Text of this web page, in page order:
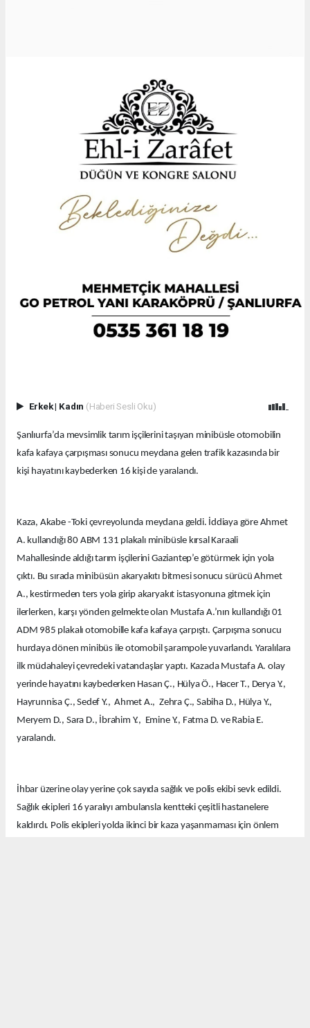
Erkek| Kadın (Haberi Sesli Oku)
Şanlıurfa’da mevsimlik tarım işçilerini taşıyan minibüsle otomobilin
kafa kafaya çarpışması sonucu meydana gelen trafik kazasında bir
kişi hayatını kaybederken 16 kişi de yaralandı.
Kaza, Akabe -Toki çevreyolunda meydana geldi. İddiaya göre Ahmet
A. kullandığı 80 ABM 131 plakalı minibüsle kırsal Karaali
Mahallesinde aldığı tarım işçilerini Gaziantep’e götürmek için yola
çıktı. Bu sırada minibüsün akaryakıtı bitmesi sonucu sürücü Ahmet
A., kestirmeden ters yola girip akaryakıt istasyonuna gitmek için
ilerlerken, karşı yönden gelmekte olan Mustafa A.’nın kullandığı 01
ADM 985 plakalı otomobille kafa kafaya çarpıştı. Çarpışma sonucu
hurdaya dönen minibüs ile otomobil şarampole yuvarlandı. Yaralılara
ilk müdahaleyi çevredeki vatandaşlar yaptı. Kazada Mustafa A. olay
yerinde hayatını kaybederken Hasan Ç., Hülya Ö., Hacer T., Derya Y.,
Hayrunnisa Ç., Sedef Y., Ahmet A., Zehra Ç., Sabiha D., Hülya Y.,
Meryem D., Sara D., İbrahim Y., Emine Y., Fatma D. ve Rabia E.
yaralandı.
İhbar üzerine olay yerine çok sayıda sağlık ve polis ekibi sevk edildi.
Sağlık ekipleri 16 yaralıyı ambulansla kentteki çeşitli hastanelere
kaldırdı. Polis ekipleri yolda ikinci bir kaza yaşanmaması için önlem